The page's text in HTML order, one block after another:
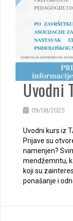
Uvodni
09/08/2025
Uvodni kurs iz
Prijave su
namenjen?
mendžemntu,
koji su
ponašanje i